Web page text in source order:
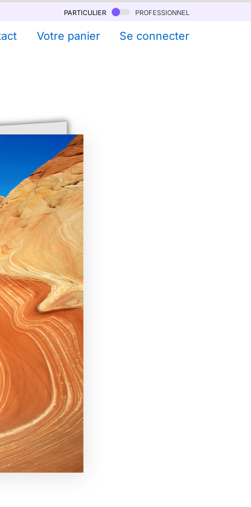
particulier professionnel
Votre panier Se connecter